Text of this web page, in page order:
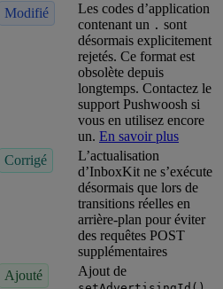
Modifié
Les codes d’application
contenant un . sont
désormais explicitement
rejetés. Ce format est
obsolète depuis
longtemps. Contactez le
support Pushwoosh si
vous en utilisez encore
un. En savoir plus
Corrigé
L’actualisation
d’InboxKit ne s’exécute
désormais que lors de
transitions réelles en
arrière-plan pour éviter
des requêtes POST
supplémentaires
Ajouté Ajout de